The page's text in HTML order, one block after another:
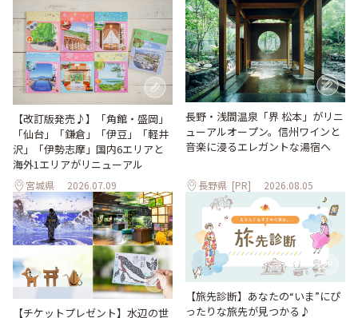
【改訂版発売♪】「角館・盛岡」
「仙台」「鎌倉」「伊豆」「軽井
沢」「伊勢志摩」国内6エリアと
海外1エリアがリニューアル
宮城県 2026.07.09
長野・浅間温泉「界 松本」がリニ
ューアルオープン。信州ワインと
音楽に浸るエレガントな湯宿へ
長野県 [PR] 2026.08.05
【チケットプレゼント】水辺の世
【旅先診断】あなたの“いま”にぴ
ったりな旅先が見つかる♪